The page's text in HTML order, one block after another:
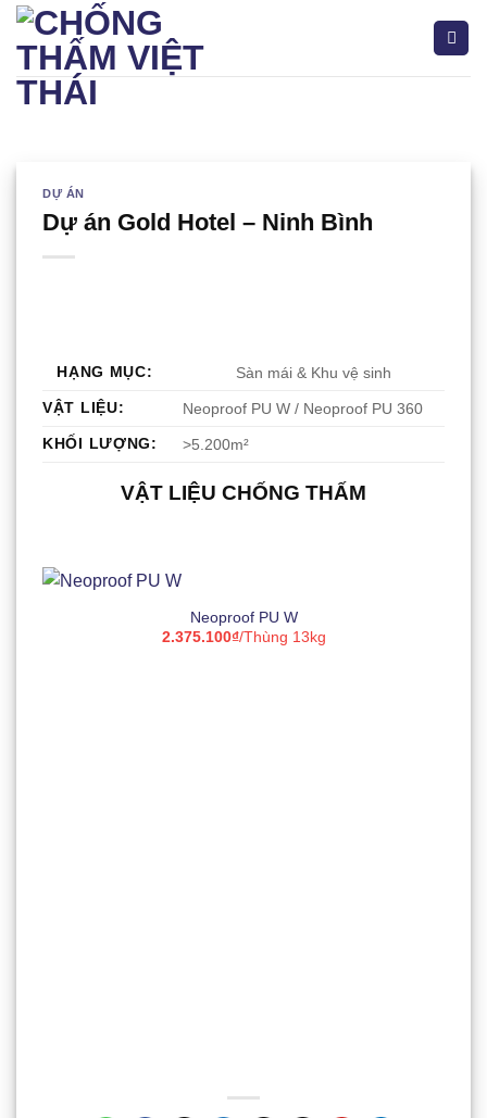
Bỏ
DỰ ÁN
Dự án Gold Hotel – Ninh Bình
HẠNG MỤC:
Sàn mái & Khu vệ sinh
VẬT LIỆU:
Neoproof PU W / Neoproof PU 360
KHỐI LƯỢNG:
>5.200m²
VẬT LIỆU CHỐNG THẤM
Neoproof PU W
2.375.100₫/Thùng 13kg